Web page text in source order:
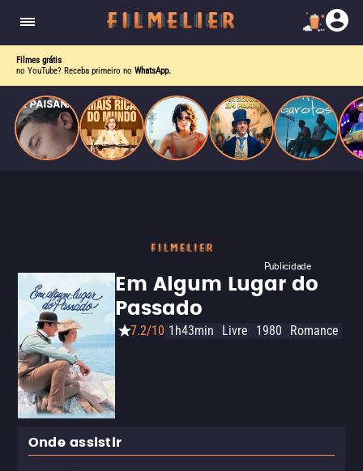
Filmes grátis
no YouTube? Receba primeiro no WhatsApp.
Publicidade
Em Algum Lugar do
Passado
7.2/10 1h43min Livre 1980 Romance
Onde assistir
quando se apaixona por um de seus alvos.